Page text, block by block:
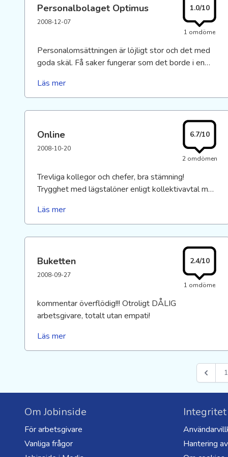
politiker eller tjänsteman medel lr överklass.
Personalbolaget Optimus
2008-12-07
1.0/10
1 omdöme
Personalomsättningen är löjligt stor och det med
goda skäl. Få saker fungerar som det borde i en
rekommendera detta stället som tillfällig lösning.
Det var ett tag sen jag slutade men jag tror
knappast att någonting har blivit bättre.
Läs mer
Online
2008-10-20
6.7/10
2 omdömen
Trevliga kollegor och chefer, bra stämning!
Trygghet med lägstalöner enligt kollektivavtal med
Ligger på ca 25-30.000kr/mån
Läs mer
Buketten
2008-09-27
2.4/10
1 omdöme
kommentar överflödig!!! Otroligt DÅLIG
arbetsgivare, totalt utan empati!
Läs mer
1
Om Jobinside
För arbetsgivare
Vanliga frågor
Integritet
Hantering